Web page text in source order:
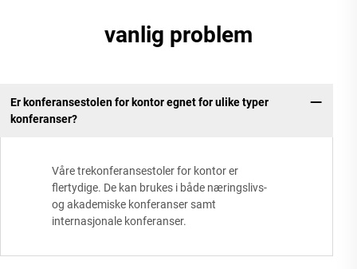
vanlig problem
Er konferansestolen for kontor egnet for ulike typer
konferanser?
Våre trekonferansestoler for kontor er
flertydige. De kan brukes i både næringslivs-
og akademiske konferanser samt
internasjonale konferanser.